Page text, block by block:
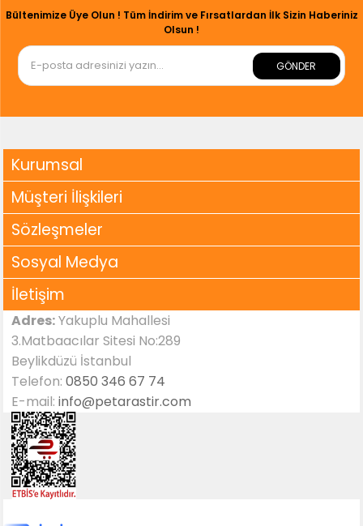
Bültenimize Üye Olun ! Tüm İndirim ve Fırsatlardan İlk Sizin Haberiniz
Olsun !
GÖNDER
Kurumsal
Müşteri İlişkileri
Sözleşmeler
Sosyal Medya
İletişim
Adres:Yakuplu Mahallesi
3.Matbaacılar Sitesi No:289
Beylikdüzü İstanbul
Telefon:0850 346 67 74
E-mail:info@petarastir.com